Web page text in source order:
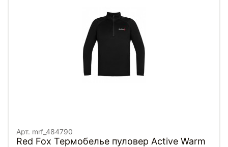
Арт. mrf_484790
Red Fox Термобелье пуловер Active Warm